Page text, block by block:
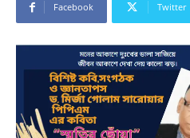
Facebook Twitter